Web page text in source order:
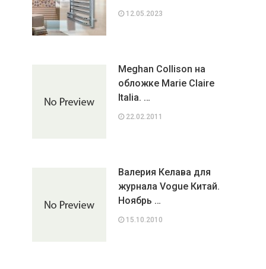
12.05.2023
Meghan Collison на
обложке Marie Claire
Italia. …
22.02.2011
Валерия Келава для
журнала Vogue Китай.
Ноябрь …
15.10.2010